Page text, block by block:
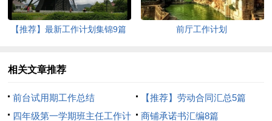
【推荐】最新工作计划集锦9篇 前厅工作计划
相关文章推荐
前台试用期工作总结
【推荐】劳动合同汇总5篇
四年级第一学期班主任工作计
商铺承诺书汇编8篇